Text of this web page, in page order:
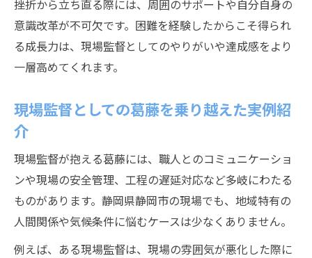
挫折から立ち直る際には、周囲のサポートや自分自身の
意識改革が不可欠です。困難を経験したからこそ得られ
る成長力は、現場監督としてのやりがいや達成感をより
一層高めてくれます。
現場監督としての葛藤を乗り越えた実例紹
介
現場監督が抱える葛藤には、職人とのコミュニケーショ
ンや現場の安全管理、工程の遅延対応など多岐にわたる
ものがあります。静岡県静岡市の現場でも、地域特有の
人間関係や気候条件に悩むケースは少なくありません。
例えば、ある現場監督は、現場の雰囲気が悪化した際に